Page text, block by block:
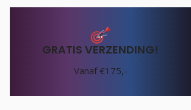
GRATIS VERZENDING!
Vanaf €175,-